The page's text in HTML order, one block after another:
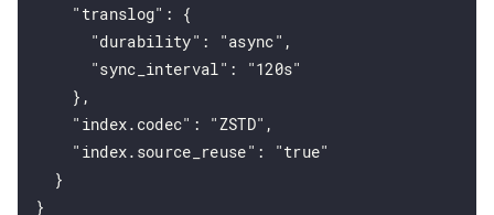
    "translog": {
      "durability": "async",
      "sync_interval": "120s"
    },
    "index.codec": "ZSTD",
    "index.source_reuse": "true"
  }